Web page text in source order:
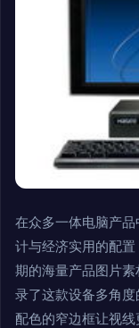
在众多一体电脑产
计与经济实用的配
期的海量产品图片
录了这款设备多角
配色的窄边框让视